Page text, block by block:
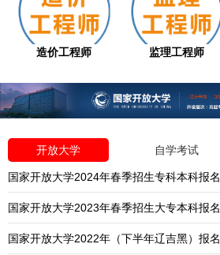
造价工程师 监理工程师
开放大学 自学考试
国家开放大学2024年春季招生专科本科报名
国家开放大学2023年春季招生大专本科报名